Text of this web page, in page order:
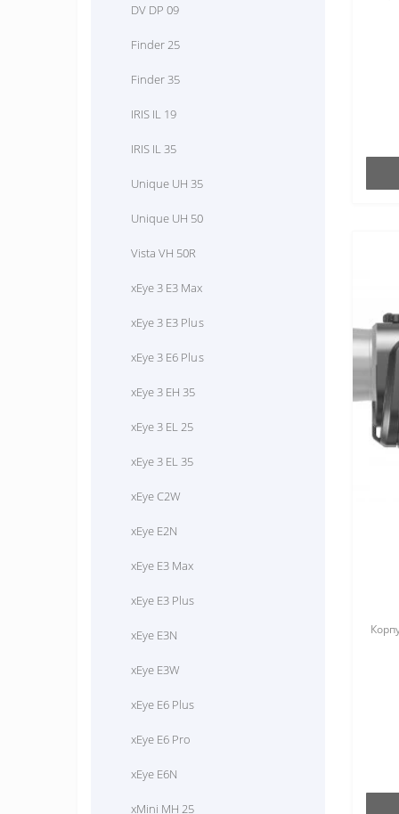
DV DP 09
Finder 25
Finder 35
IRIS IL 19
IRIS IL 35
Unique UH 35
Unique UH 50
Vista VH 50R
xEye 3 E3 Max
xEye 3 E3 Plus
xEye 3 E6 Plus
xEye 3 EH 35
xEye 3 EL 25
xEye 3 EL 35
xEye C2W
xEye E2N
xEye E3 Max
xEye E3 Plus
xEye E3N
xEye E3W
xEye E6 Plus
xEye E6 Pro
xEye E6N
xMini MH 25